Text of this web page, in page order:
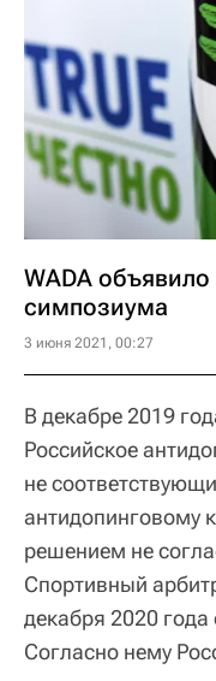
WADA
симпозиума
3 июня 2021, 00:27
В декабре 2019
Российское
не
антидопинговому
решением не
Спортивный
декабря 2020 года
Согласно нему